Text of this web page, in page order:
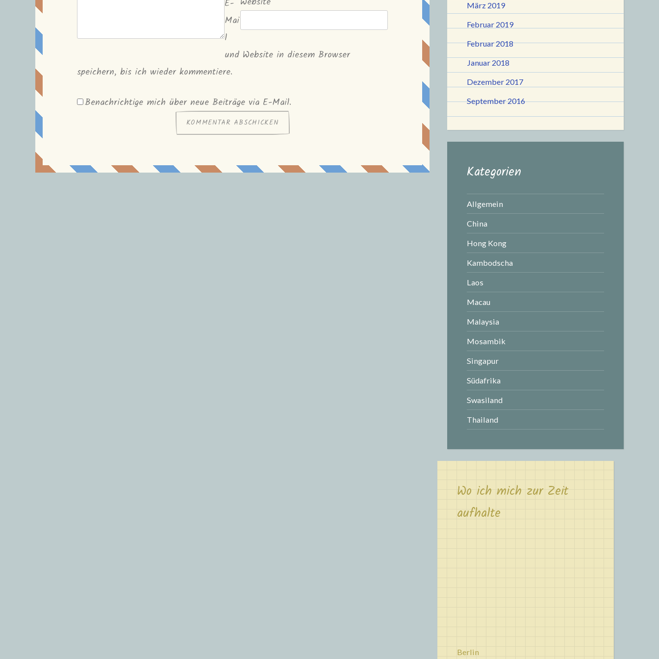
E-
Mai
l
und Website in diesem Browser
speichern, bis ich wieder kommentiere.
Benachrichtige mich über neue Beiträge via E-Mail.
März 2019
Februar 2019
Februar 2018
Januar 2018
Dezember 2017
September 2016
Kategorien
Allgemein
China
Hong Kong
Kambodscha
Laos
Macau
Malaysia
Mosambik
Singapur
Südafrika
Swasiland
Thailand
Wo ich mich zur Zeit
aufhalte
Berlin